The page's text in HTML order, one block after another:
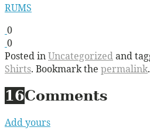
RUMS
0
0
Posted inUncategorizedand
Shirts. Bookmark the permalink.
16Comments
Add yours